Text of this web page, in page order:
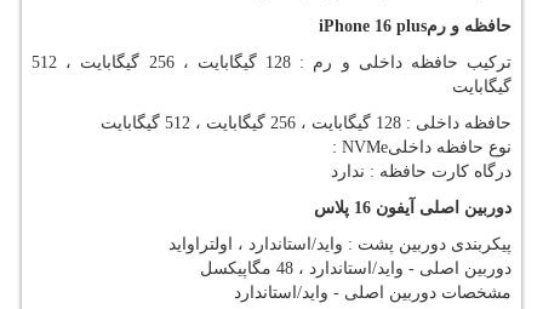
حافظه و رمiPhone 16 plus
ترکیب حافظه داخلی و رم : 128 گیگابایت ، 256 گیگابایت ، 512
گیگابایت
حافظه داخلی : 128 گیگابایت ، 256 گیگابایت ، 512 گیگابایت
نوع حافظه داخلی: NVMe
درگاه کارت حافظه : ندارد
دوربین اصلی آیفون 16 پلاس
پیکربندی دوربین پشت : واید/استاندارد ، اولتراواید
دوربین اصلی - واید/استاندارد ، 48 مگاپیکسل
مشخصات دوربین اصلی - واید/استاندارد